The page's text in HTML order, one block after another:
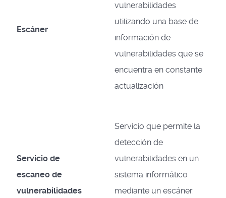
Escáner
vulnerabilidades
utilizando una base de
información de
vulnerabilidades que se
encuentra en constante
actualización
Servicio de
escaneo de
vulnerabilidades
Servicio que permite la
detección de
vulnerabilidades en un
sistema informático
mediante un escáner.